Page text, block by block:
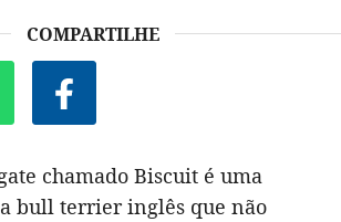
COMPARTILHE
chamado Biscuit é uma
bull terrier inglês que não